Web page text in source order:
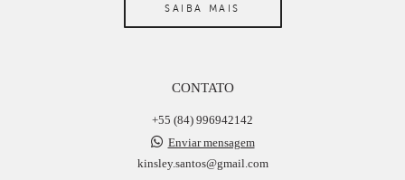
SAIBA MAIS
CONTATO
+55 (84) 996942142
Enviar mensagem
kinsley.santos@gmail.com